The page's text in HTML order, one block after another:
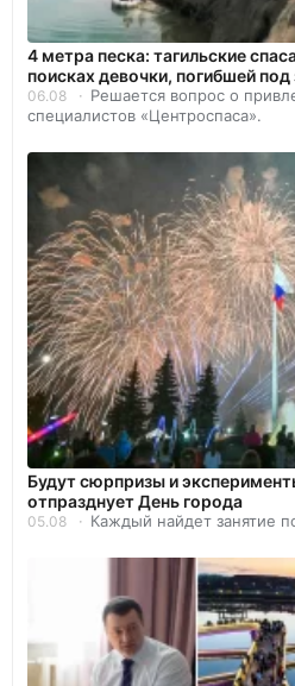
4 метра песка: тагильские
поисках девочки, погибшей
06.08
Решается вопрос о
специалистов «Центроспаса».
Будут сюрпризы и
отпразднует День города
05.08 Каждый найдет занятие